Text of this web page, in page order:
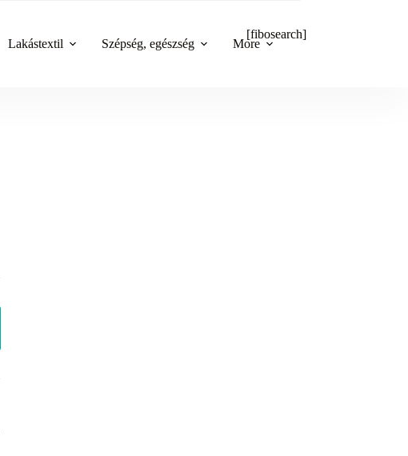
Lakástextil Szépség, egészség More
[fibosearch]